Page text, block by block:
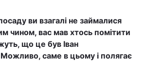
ви взагалі не займалися
чином, вас мав хтось помітити
що це був Іван
саме в цьому і полягає